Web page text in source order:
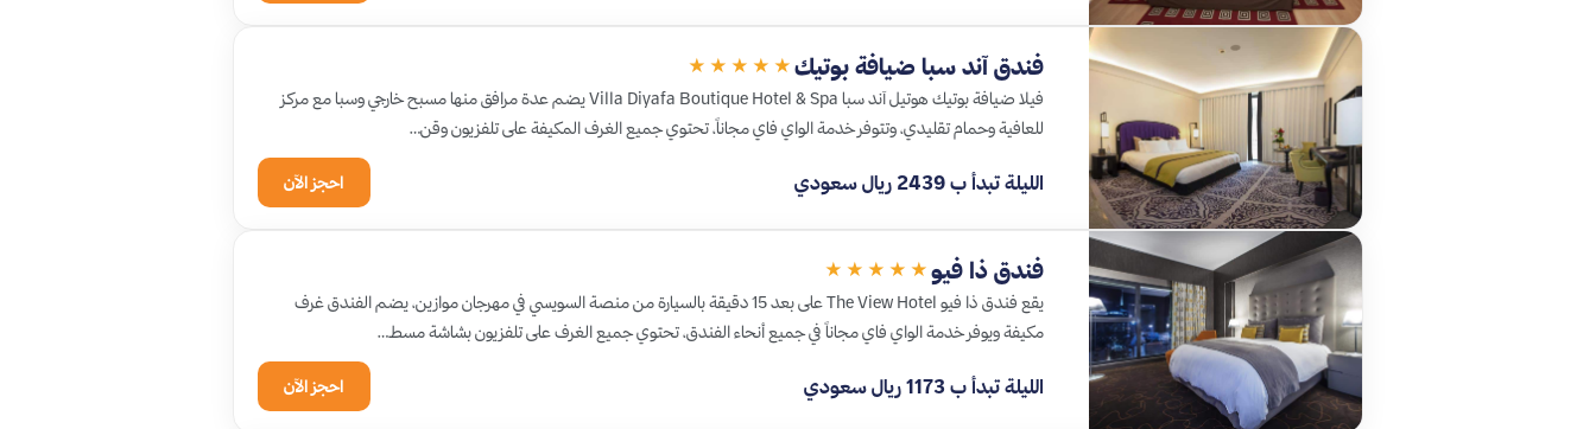
فندق آند سبا ضيافة بوتيك ★★★★★
فيلا ضيافة بوتيك هوتيل آند سبا Villa Diyafa Boutique Hotel & Spa يضم عدة مرافق منها مسبح خارجي وسبا مع مركز
للعافية وحمام تقليدي، وتتوفر خدمة الواي فاي مجاناً، تحتوي جميع الغرف المكيفة على تلفزيون وقن…
الليلة تبدأ ب 2439 ريال سعودي احجز الآن
فندق ذا فيو ★★★★★
يقع فندق ذا فيو The View Hotel على بعد 15 دقيقة بالسيارة من منصة السويسي في مهرجان موازين، يضم الفندق غرف
مكيفة ويوفر خدمة الواي فاي مجاناً في جميع أنحاء الفندق، تحتوي جميع الغرف على تلفزيون بشاشة مسط…
الليلة تبدأ ب 1173 ريال سعودي احجز الآن